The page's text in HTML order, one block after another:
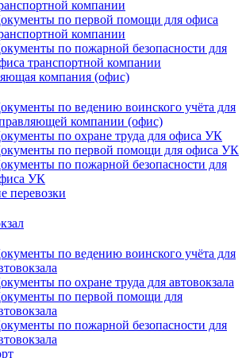
компании
по первой помощи для офиса
компании
по пожарной безопасности для
транспортной компании
компания (офис)
по ведению воинского учёта для
компании (офис)
по охране труда для офиса УК
по первой помощи для офиса УК
по пожарной безопасности для
УК
перевозки
по ведению воинского учёта для
по охране труда для автовокзала
по первой помощи для
по пожарной безопасности для